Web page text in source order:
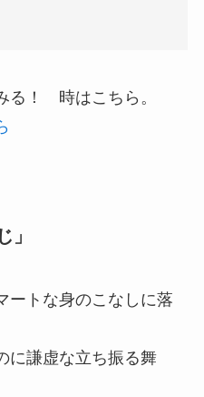
る！ 時はこちら。
」
ートな身のこなしに落
に謙虚な立ち振る舞